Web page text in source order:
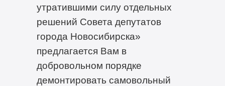
утратившими силу отдельных
решений Совета депутатов
города Новосибирска»
предлагается Вам в
добровольном порядке
демонтировать самовольный